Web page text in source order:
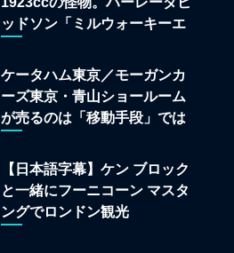
ッドソン「ミルウォーキーエ
ケータハム東京／モーガンカ
ーズ東京・青山ショールーム
が売るのは「移動手段」では
【日本語字幕】ケン ブロック
と一緒にフーニコーン マスタ
ングでロンドン観光